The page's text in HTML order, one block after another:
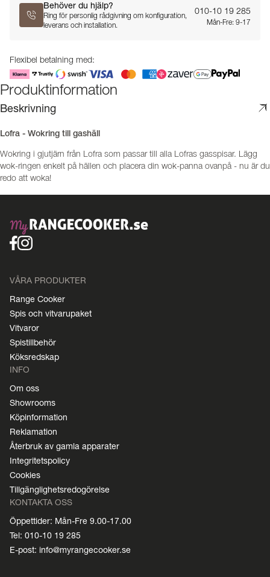
Behöver du hjälp?
Ring för personlig rådgivning om konfiguration,
leverans och installation.
010-10 19 285
Mån-Fre: 9-17
Flexibel betalning med:
Produktinformation
Beskrivning
Lofra - Wokring till gashäll
Wokring i gjutjärn från Lofra som passar till alla Lofras gasspisar. Lägg
wok-ringen enkelt på hällen och placera din wok-panna ovanpå - nu är du
redo att woka!
VÅRA PRODUKTER
Range Cooker
Spis och vitvarupaket
Vitvaror
Spistillbehör
Köksredskap
INFO
Om oss
Showrooms
Köpinformation
Reklamation
Återbruk av gamla apparater
Integritetspolicy
Cookies
Tillgänglighetsredogörelse
KONTAKTA OSS
Öppettider: Mån-Fre 9.00-17.00
Tel: 010-10 19 285
E-post: info@myrangecooker.se